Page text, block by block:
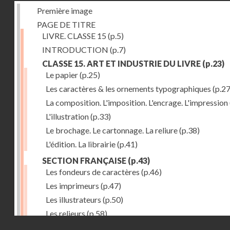
Première image
PAGE DE TITRE
LIVRE. CLASSE 15 (p.5)
INTRODUCTION (p.7)
CLASSE 15. ART ET INDUSTRIE DU LIVRE (p.23)
Le papier(p.25)
Les caractères & les ornements typographiques
La composition. L'imposition. L'encrage. L'impression
L'illustration(p.33)
Le brochage. Le cartonnage. La reliure(p.38)
L'édition. La librairie(p.41)
SECTION FRANÇAISE (p.43)
Les fondeurs de caractères (p.46)
Les imprimeurs (p.47)
Les illustrateurs (p.50)
Les relieurs (p.58)